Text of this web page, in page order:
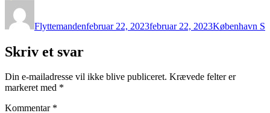
Flyttemandenfebruar 22, 2023februar 22, 2023København S
Skriv et svar
Din e-mailadresse vil ikke blive publiceret. Krævede felter er
markeret med *
Kommentar *